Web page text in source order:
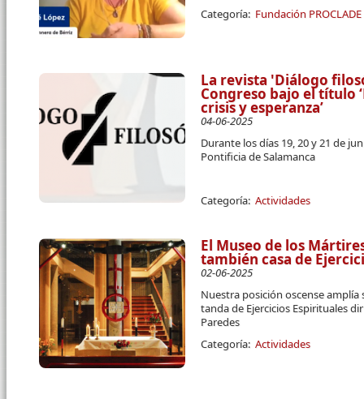
Categoría: Fundación PROCLADE
La revista 'Diálogo
Congreso bajo el título
crisis y esperanza’
04-06-2025
Durante los días 19, 20 y 21 de
Pontificia de Salamanca
Categoría: Actividades
El Museo de los
también casa de
02-06-2025
Nuestra posición oscense
tanda de Ejercicios Espirituales
Paredes
Categoría: Actividades